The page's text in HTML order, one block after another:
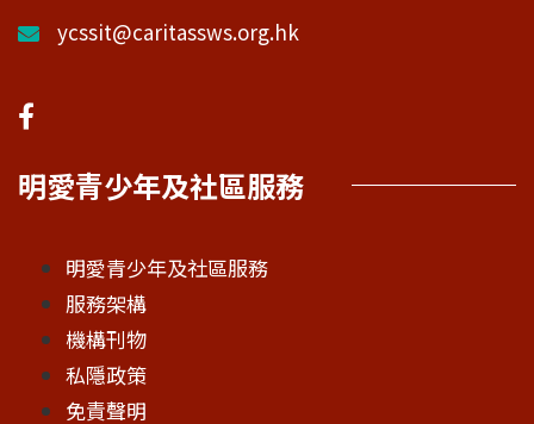
ycssit@caritassws.org.hk
明愛青少年及社區服務
明愛青少年及社區服務
服務架構
機構刊物
私隱政策
免責聲明